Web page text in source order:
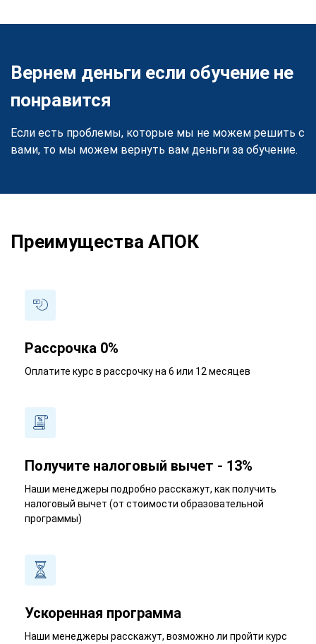
Вернем деньги если обучение не
понравится
Если есть проблемы, которые мы не можем решить с
вами, то мы можем вернуть вам деньги за обучение.
Преимущества АПОК
Рассрочка 0%
Оплатите курс в рассрочку на 6 или 12 месяцев
Получите налоговый вычет - 13%
Наши менеджеры подробно расскажут, как получить
налоговый вычет (от стоимости образовательной
программы)
Ускоренная программа
Наши менеджеры расскажут, возможно ли пройти курс